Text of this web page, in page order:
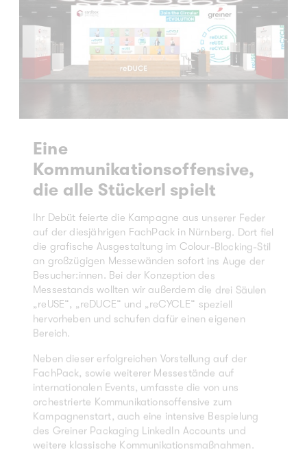
Eine
Kommunikationsoffensive,
die alle Stückerl spielt
Ihr Debüt feierte die Kampagne aus unserer Feder
auf der diesjährigen FachPack in Nürnberg. Dort fiel
die grafische Ausgestaltung im Colour-Blocking-Stil
an großzügigen Messewänden sofort ins Auge der
Besucher:innen. Bei der Konzeption des
Messestands wollten wir außerdem die drei Säulen
„reUSE“, „reDUCE“ und „reCYCLE“ speziell
hervorheben und schufen dafür einen eigenen
Bereich.
Neben dieser erfolgreichen Vorstellung auf der
FachPack, sowie weiterer Messestände auf
internationalen Events, umfasste die von uns
orchestrierte Kommunikationsoffensive zum
Kampagnenstart, auch eine intensive Bespielung
des Greiner Packaging LinkedIn Accounts und
weitere klassische Kommunikationsmaßnahmen.